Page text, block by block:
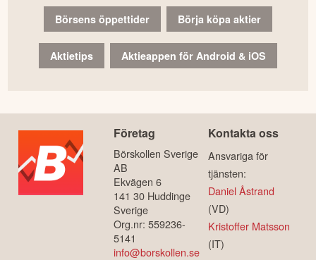
Börsens öppettider Börja köpa aktier
Aktietips Aktieappen för Android & iOS
Företag
Börskollen Sverige
AB
Ekvägen 6
141 30 Huddinge
Sverige
Org.nr: 559236-
5141
info@borskollen.se
Kontakta oss
Ansvariga för
tjänsten:
Daniel Åstrand
(VD)
Kristoffer Matsson
(IT)